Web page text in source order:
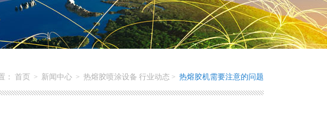
： 首页 > 新闻中心 > 热熔胶喷涂设备 行业动态 > 热熔胶机需要注意的问题